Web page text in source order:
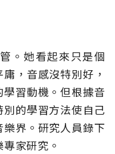
。她看起來只是個
，音感沒特別好，
習動機。但根據音
的學習方法使自己
界。研究人員錄下
家研究。